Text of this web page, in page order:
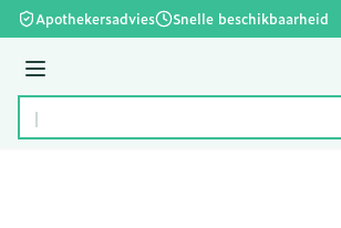
Ga naar de inhoud
Apothekersadvies Snelle beschikbaarheid
Menu
Product, merk, categorie...